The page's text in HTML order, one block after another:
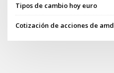
Tipos de cambio hoy euro
Cotización de acciones de amd